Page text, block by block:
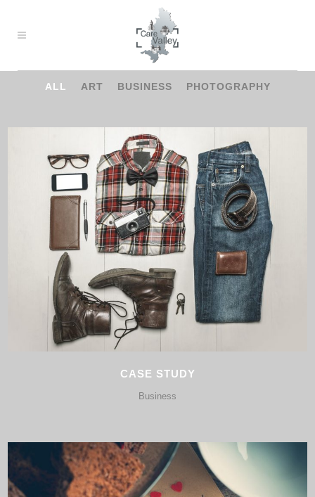
ALL ART BUSINESS PHOTOGRAPHY
CASE STUDY
Business